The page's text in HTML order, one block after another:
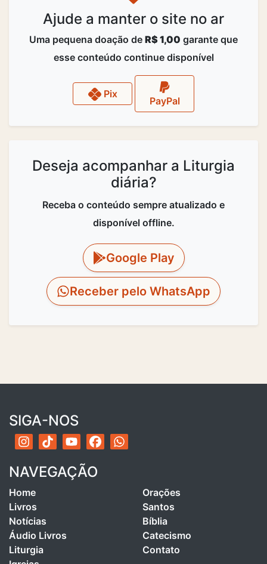
Ajude a manter o site no ar
Uma pequena doação de R$ 1,00 garante que
esse conteúdo continue disponível
Pix
PayPal
Deseja acompanhar a Liturgia
diária?
Receba o conteúdo sempre atualizado e
disponível offline.
Google Play
Receber pelo WhatsApp
SIGA-NOS
NAVEGAÇÃO
Home
Livros
Notícias
Áudio Livros
Liturgia
Orações
Santos
Bíblia
Catecismo
Contato